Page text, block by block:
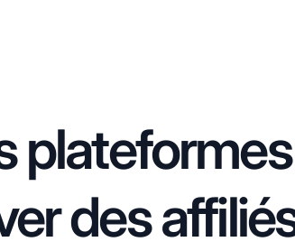
plateformes
des